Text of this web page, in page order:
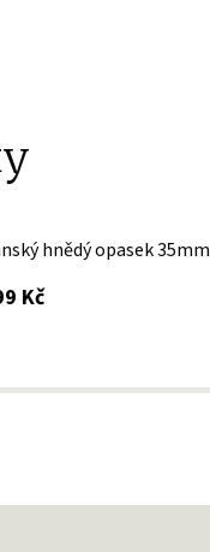
hnědý opasek 35mm
Kčs DPH